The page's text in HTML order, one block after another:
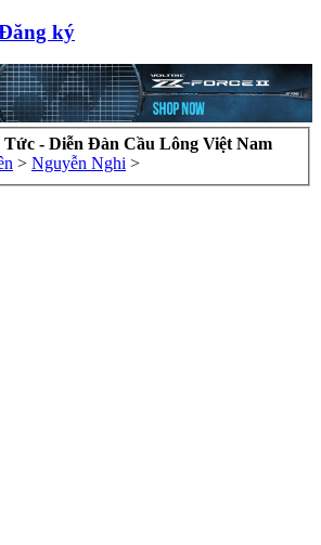
ký
- Diễn Đàn Cầu Lông Việt Nam
> Nguyễn Nghi >